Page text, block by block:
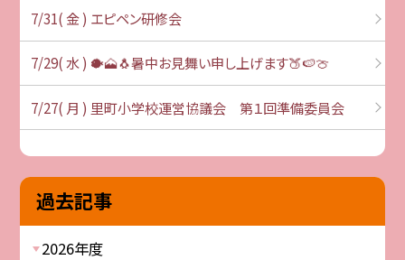
7/31( 金 ) エピペン研修会
7/29( 水 ) 🐡🗻🐧暑中お見舞い申し上げます🍑🍉🍈
7/27( 月 ) 里町小学校運営協議会 第１回準備委員会
過去記事
2026年度